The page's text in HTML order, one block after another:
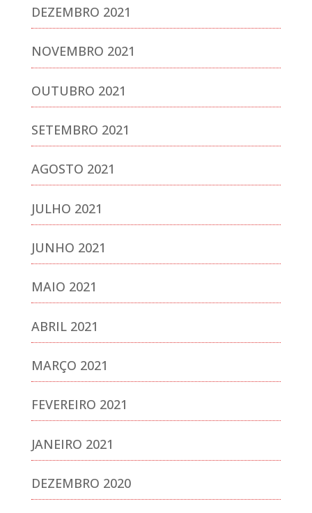
DEZEMBRO 2021
NOVEMBRO 2021
OUTUBRO 2021
SETEMBRO 2021
AGOSTO 2021
JULHO 2021
JUNHO 2021
MAIO 2021
ABRIL 2021
MARÇO 2021
FEVEREIRO 2021
JANEIRO 2021
DEZEMBRO 2020